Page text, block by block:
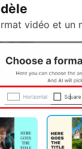
vidéo et un